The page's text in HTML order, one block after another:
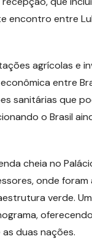
encontro entre
agrícolas e
entre
sanitárias que
o Brasil
cheia no
onde
verde.
duas nações.